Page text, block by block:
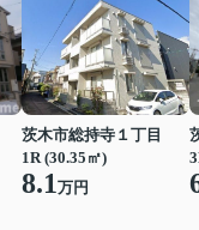
茨木市総持寺１丁目
1R (30.35㎡)
8.1万円